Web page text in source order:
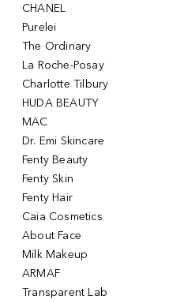
CHANEL
Purelei
The Ordinary
La Roche-Posay
Charlotte Tilbury
HUDA BEAUTY
MAC
Dr. Emi Skincare
Fenty Beauty
Fenty Skin
Fenty Hair
Caia Cosmetics
About Face
Milk Makeup
ARMAF
Transparent Lab